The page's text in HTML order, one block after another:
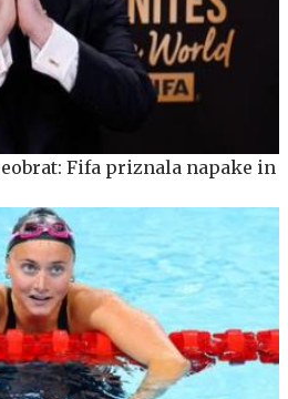
Fifa priznala napake in